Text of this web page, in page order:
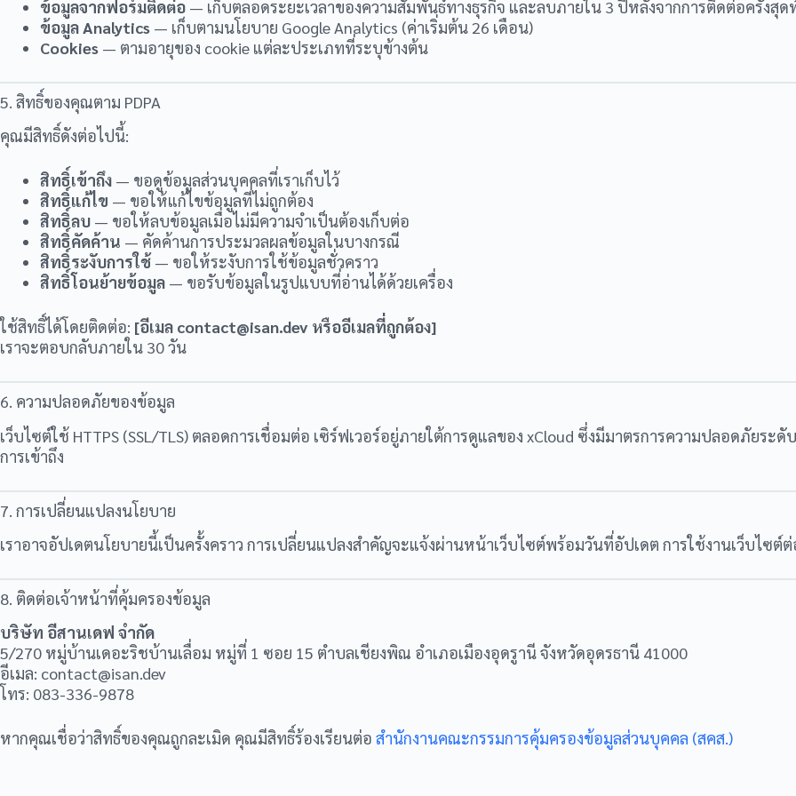
ข้อมูลจากฟอร์มติดต่อ — เก็บตลอดระยะเวลาของความสัมพันธ์ทางธุรกิจ และลบภายใน 3 ปีหลังจากการติดต่อครั้งสุด
ข้อมูล Analytics — เก็บตามนโยบาย Google Analytics (ค่าเริ่มต้น 26 เดือน)
Cookies — ตามอายุของ cookie แต่ละประเภทที่ระบุข้างต้น
5. สิทธิ์ของคุณตาม PDPA
คุณมีสิทธิ์ดังต่อไปนี้:
สิทธิ์เข้าถึง — ขอดูข้อมูลส่วนบุคคลที่เราเก็บไว้
สิทธิ์แก้ไข — ขอให้แก้ไขข้อมูลที่ไม่ถูกต้อง
สิทธิ์ลบ — ขอให้ลบข้อมูลเมื่อไม่มีความจำเป็นต้องเก็บต่อ
สิทธิ์คัดค้าน — คัดค้านการประมวลผลข้อมูลในบางกรณี
สิทธิ์ระงับการใช้ — ขอให้ระงับการใช้ข้อมูลชั่วคราว
สิทธิ์โอนย้ายข้อมูล — ขอรับข้อมูลในรูปแบบที่อ่านได้ด้วยเครื่อง
ใช้สิทธิ์ได้โดยติดต่อ: [อีเมล contact@isan.dev หรืออีเมลที่ถูกต้อง]
เราจะตอบกลับภายใน 30 วัน
6. ความปลอดภัยของข้อมูล
เว็บไซต์ใช้ HTTPS (SSL/TLS) ตลอดการเชื่อมต่อ เซิร์ฟเวอร์อยู่ภายใต้การดูแลของ xCloud ซึ่งมีมาตรการความปลอดภัยระ
การเข้าถึง
7. การเปลี่ยนแปลงนโยบาย
เราอาจอัปเดตนโยบายนี้เป็นครั้งคราว การเปลี่ยนแปลงสำคัญจะแจ้งผ่านหน้าเว็บไซต์พร้อมวันที่อัปเดต การใช้งานเว็บไซ
8. ติดต่อเจ้าหน้าที่คุ้มครองข้อมูล
บริษัท อีสานเดฟ จำกัด
5/270 หมู่บ้านเดอะริชบ้านเลื่อม หมู่ที่ 1 ซอย 15 ตำบลเชียงพิณ อำเภอเมืองอุดรูานี จังหวัดอุดรธานี 41000
อีเมล: contact@isan.dev
โทร: 083-336-9878
หากคุณเชื่อว่าสิทธิ์ของคุณถูกละเมิด คุณมีสิทธิ์ร้องเรียนต่อ สำนักงานคณะกรรมการคุ้มครองข้อมูลส่วนบุคคล (สคส.)